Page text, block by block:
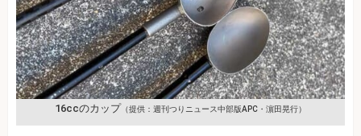
16ccのカップ （提供：週刊つりニュース中部版APC・濵田晃行）